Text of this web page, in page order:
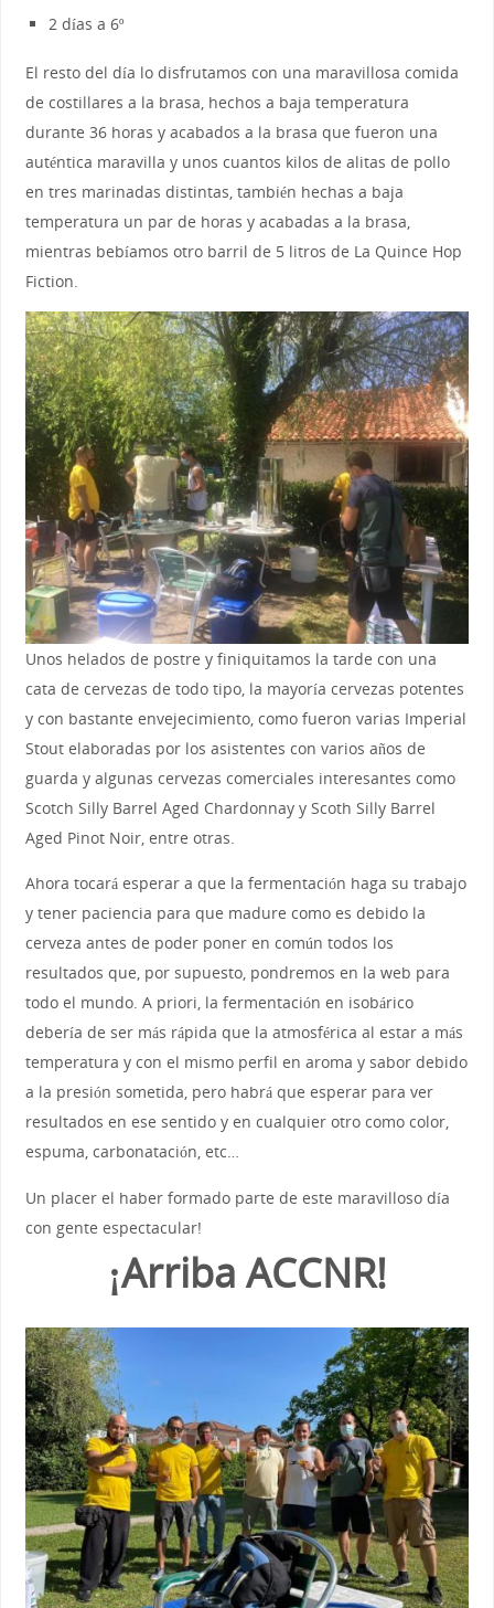
2 días a 6º
El resto del día lo disfrutamos con una maravillosa comida
de costillares a la brasa, hechos a baja temperatura
durante 36 horas y acabados a la brasa que fueron una
auténtica maravilla y unos cuantos kilos de alitas de pollo
en tres marinadas distintas, también hechas a baja
temperatura un par de horas y acabadas a la brasa,
mientras bebíamos otro barril de 5 litros de La Quince Hop
Fiction.
Unos helados de postre y finiquitamos la tarde con una
cata de cervezas de todo tipo, la mayoría cervezas potentes
y con bastante envejecimiento, como fueron varias Imperial
Stout elaboradas por los asistentes con varios años de
guarda y algunas cervezas comerciales interesantes como
Scotch Silly Barrel Aged Chardonnay y Scoth Silly Barrel
Aged Pinot Noir, entre otras.
Ahora tocará esperar a que la fermentación haga su trabajo
y tener paciencia para que madure como es debido la
cerveza antes de poder poner en común todos los
resultados que, por supuesto, pondremos en la web para
todo el mundo. A priori, la fermentación en isobárico
debería de ser más rápida que la atmosférica al estar a más
temperatura y con el mismo perfil en aroma y sabor debido
a la presión sometida, pero habrá que esperar para ver
resultados en ese sentido y en cualquier otro como color,
espuma, carbonatación, etc…
Un placer el haber formado parte de este maravilloso día
con gente espectacular!
¡Arriba ACCNR!